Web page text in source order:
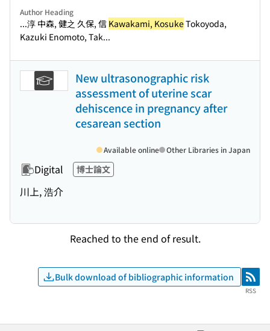
Author Heading
...淳 中森, 健之 久保, 信 Kawakami, KosukeTokoyoda,
Kazuki Enomoto, Tak...
New ultrasonographic risk
assessment of uterine scar
dehiscence in pregnancy after
cesarean section
Digital 博士論文
川上, 浩介
Available online Other Libraries in Japan
Reached to the end of result.
Bulk download of bibliographic information RSS
RSS